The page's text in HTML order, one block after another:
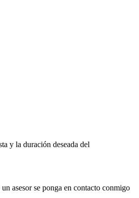
y la duración deseada del
asesor se ponga en contacto conmigo